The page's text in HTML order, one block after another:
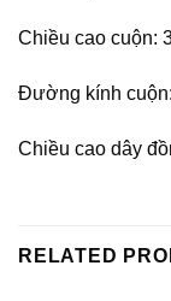
Chiều cao cuộn:
Đường kính
Chiều cao dây
RELATED